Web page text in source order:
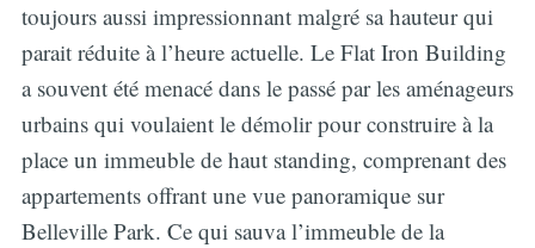
toujours aussi impressionnant malgré sa hauteur qui
parait réduite à l’heure actuelle. Le Flat Iron Building
a souvent été menacé dans le passé par les aménageurs
urbains qui voulaient le démolir pour construire à la
place un immeuble de haut standing, comprenant des
appartements offrant une vue panoramique sur
Belleville Park. Ce qui sauva l’immeuble de la